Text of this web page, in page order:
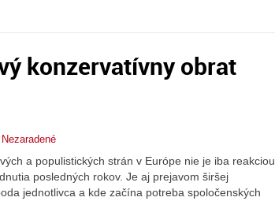
konzervatívny obrat
Nezaradené
a populistických strán v Európe nie je iba reakciou
posledných rokov. Je aj prejavom širšej
jednotlivca a kde začína potreba spoločenských